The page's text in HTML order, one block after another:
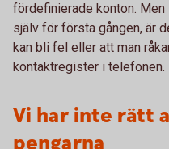
fördefinierade konton.
själv för första gången, är
kan bli fel eller att man
kontaktregister i telefonen.
Vi har inte rätt